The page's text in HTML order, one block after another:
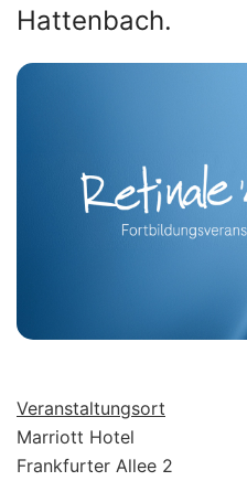
Hattenbach.
Veranstaltungsort
Marriott Hotel
Frankfurter Allee 2